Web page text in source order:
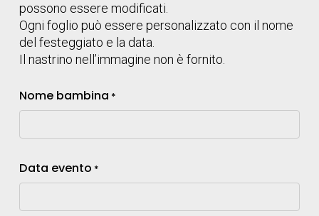
possono essere modificati.
Ogni foglio può essere personalizzato con il nome
del festeggiato e la data.
Il nastrino nell’immagine non è fornito.
Nome bambina *
Data evento *